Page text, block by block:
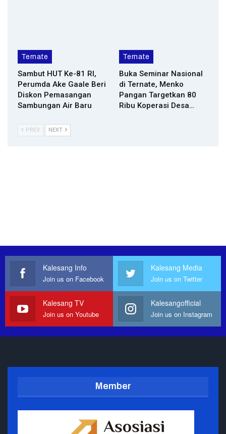
Ternate
Sambut HUT Ke-81 RI,
Perumda Ake Gaale Beri
Diskon Pemasangan
Sambungan Air Baru
Ternate
Buka Seminar Nasional
di Ternate, Menko
Pangan Targetkan 80
Ribu Koperasi Desa…
PREV NEXT
Kalesang Info
Join us on Facebook
Kalesang Media
Join us on Twitter
Kalesang TV
Join us on Youtube
Kalesangofficial
Join us on Instagram
Member